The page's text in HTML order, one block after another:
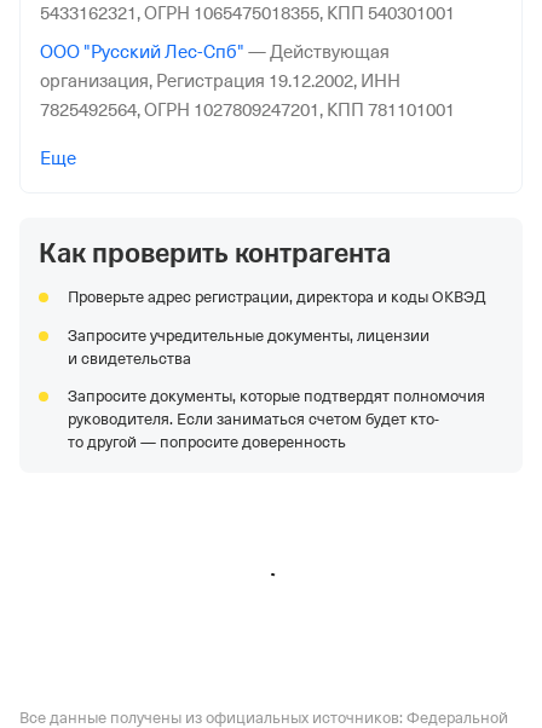
5433162321,ОГРН 1065475018355, КПП 540301001
ООО "Русский Лес-Спб" — Действующая
организация, Регистрация 19.12.2002, ИНН
7825492564,ОГРН 1027809247201, КПП 781101001
ООО "ЮТА-БУРГ"
ООО "СФР НОРД"— Действующая организация,
1144705002276,КПП 470501001
ООО "АКОНТ-КРЫМ"—Действующая организация,
Регистрация 05.03.2014,
1149102171932,КПП 910201001
ООО "КУЛЬТЛАБ-ОПТ"—Действующая организация,
Еще
Как проверить контрагента
Проверьте адрес регистрации, директора и коды ОКВЭД
Запросите учредительные документы, лицензии
и свидетельства
Запросите документы, которые подтвердят полномочия
руководителя. Если заниматься счетом будет кто-
то другой — попросите доверенность
Все данные получены из официальных источников: Федеральной